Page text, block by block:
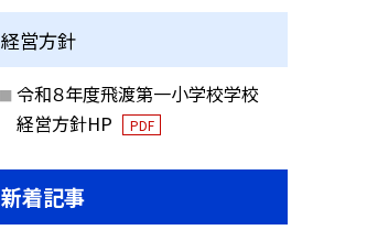
経営方針
令和８年度飛渡第一小学校学校
経営方針HP
PDF
新着記事